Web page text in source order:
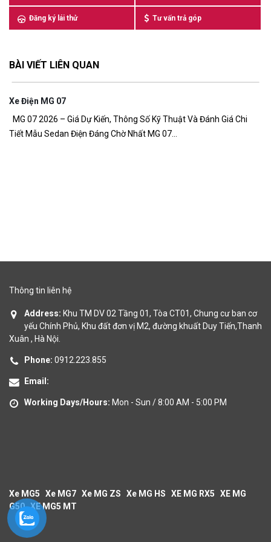
Đăng ký lái thử Tư vấn trả góp
BÀI VIẾT LIÊN QUAN
07
– Giá Dự Kiến, Thông Số Kỹ Thuật Và Đánh Giá Chi
Sedan Điện Đáng Chờ Nhất MG 07...
Thông tin liên hệ
Address: Khu TM DV 02 Tầng 01, Tòa CT01, Chung cư ban cơ
yếu Chính Phủ, Khu đất đơn vị M2, đường khuất Duy Tiến,Thanh
Xuân , Hà Nội.
Phone: 0912.223.855
Email:
Working Days/Hours: Mon - Sun / 8:00 AM - 5:00 PM
Xe MG5 Xe MG7 Xe MG ZS Xe MG HS XE MG RX5
XE MG
G50 XE MG5 MT